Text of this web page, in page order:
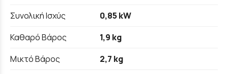
Συνολική Ισχύς
0,85 kW
Καθαρό Βάρος
1,9 kg
Μικτό Βάρος
2,7 kg